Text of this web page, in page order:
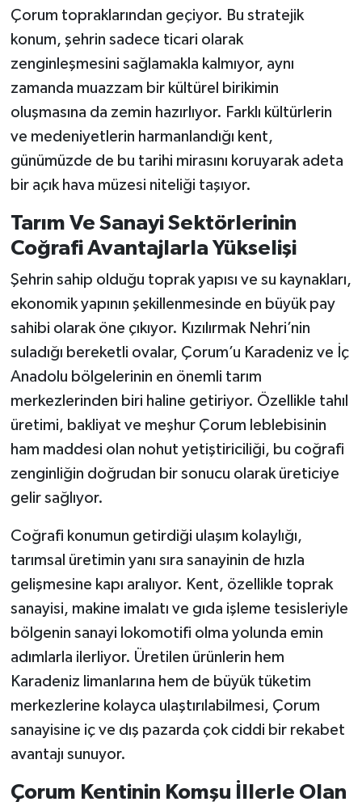
Çorum topraklarından geçiyor. Bu stratejik
konum, şehrin sadece ticari olarak
zenginleşmesini sağlamakla kalmıyor, aynı
zamanda muazzam bir kültürel birikimin
oluşmasına da zemin hazırlıyor. Farklı kültürlerin
ve medeniyetlerin harmanlandığı kent,
günümüzde de bu tarihi mirasını koruyarak adeta
bir açık hava müzesi niteliği taşıyor.
Tarım Ve Sanayi Sektörlerinin
Coğrafi Avantajlarla Yükselişi
Şehrin sahip olduğu toprak yapısı ve su kaynakları,
ekonomik yapının şekillenmesinde en büyük pay
sahibi olarak öne çıkıyor. Kızılırmak Nehri’nin
suladığı bereketli ovalar, Çorum’u Karadeniz ve İç
Anadolu bölgelerinin en önemli tarım
merkezlerinden biri haline getiriyor. Özellikle tahıl
üretimi, bakliyat ve meşhur Çorum leblebisinin
ham maddesi olan nohut yetiştiriciliği, bu coğrafi
zenginliğin doğrudan bir sonucu olarak üreticiye
gelir sağlıyor.
Coğrafi konumun getirdiği ulaşım kolaylığı,
tarımsal üretimin yanı sıra sanayinin de hızla
gelişmesine kapı aralıyor. Kent, özellikle toprak
sanayisi, makine imalatı ve gıda işleme tesisleriyle
bölgenin sanayi lokomotifi olma yolunda emin
adımlarla ilerliyor. Üretilen ürünlerin hem
Karadeniz limanlarına hem de büyük tüketim
merkezlerine kolayca ulaştırılabilmesi, Çorum
sanayisine iç ve dış pazarda çok ciddi bir rekabet
avantajı sunuyor.
Çorum Kentinin Komşu İllerle Olan